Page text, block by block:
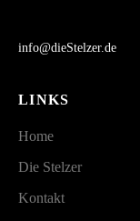
info@dieStelzer.de
LINKS
Home
Die Stelzer
Kontakt